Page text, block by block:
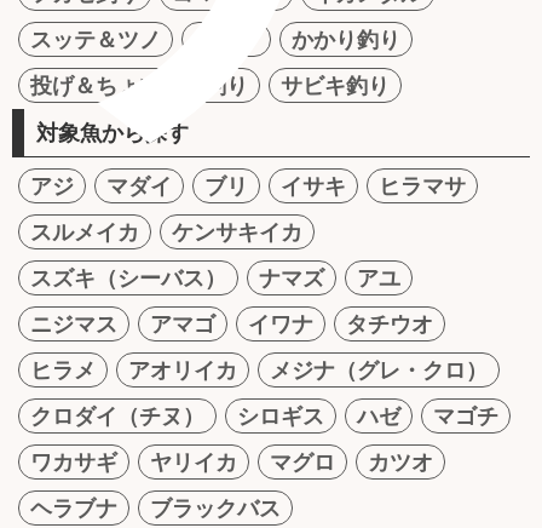
スッテ＆ツノ
かかり釣り
投げ＆ちょい投げ釣り
サビキ釣り
対象魚から探す
アジ マダイ ブリ イサキ
ヒラマサ
スルメイカ
ケンサキイカ
スズキ（シーバス）
ナマズ
アユ
ニジマス
アマゴ イワナ
タチウオ
ヒラメ
アオリイカ
メジナ（グレ・クロ）
クロダイ（チヌ）
シロギス ハゼ
マゴチ
ワカサギ
ヤリイカ マグロ
カツオ
ヘラブナ
ブラックバス